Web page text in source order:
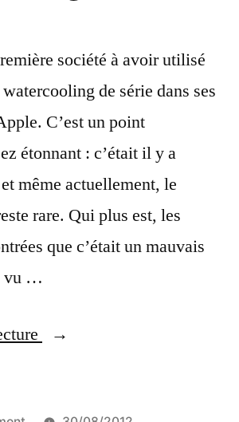
c’était
Power
Mac
G5 »
des
société à avoir utilisé
de série dans ses
C’est un point
étonnant : c’était il y a
même actuellement, le
rare. Qui plus est, les
que c’était un mauvais
vu …
« Apple